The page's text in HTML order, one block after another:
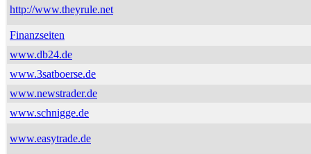
http://www.theyrule.net
Finanzseiten
www.db24.de
www.3satboerse.de
www.newstrader.de
www.schnigge.de
www.easytrade.de